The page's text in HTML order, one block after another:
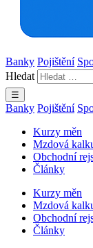
Banky Pojištění
Hledat
☰
Banky Pojištění
Kurzy měn
Mzdová
Obchodní
Články
Kurzy měn
Mzdová
Obchodní
Články